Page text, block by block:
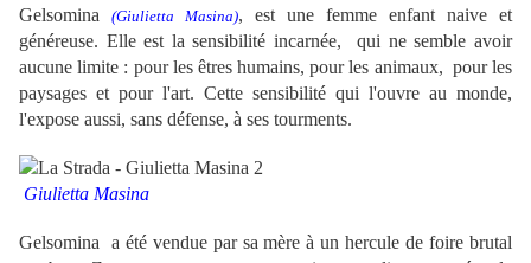
Gelsomina (Giulietta Masina), est une femme enfant naive et
généreuse. Elle est la sensibilité incarnée, qui ne semble avoir
aucune limite : pour les êtres humains, pour les animaux, pour les
paysages et pour l'art. Cette sensibilité qui l'ouvre au monde,
l'expose aussi, sans défense, à ses tourments.
Giulietta Masina
Gelsomina a été vendue par sa mère à un hercule de foire brutal